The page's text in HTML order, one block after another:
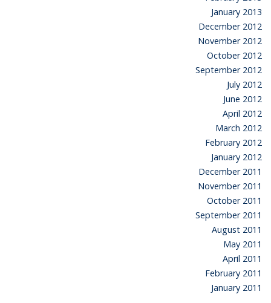
January 2013
December 2012
November 2012
October 2012
September 2012
July 2012
June 2012
April 2012
March 2012
February 2012
January 2012
December 2011
November 2011
October 2011
September 2011
August 2011
May 2011
April 2011
February 2011
January 2011